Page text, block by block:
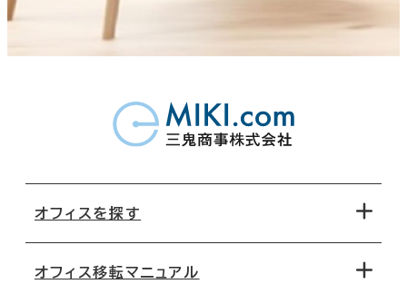
オフィスを探す
オフィス移転マニュアル